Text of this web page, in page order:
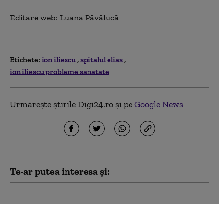
Editare web: Luana Păvălucă
Etichete: ion iliescu spitalul elias
ion iliescu probleme sanatate
Urmărește știrile Digi24.ro și peGoogle News
Te-ar putea interesa și: